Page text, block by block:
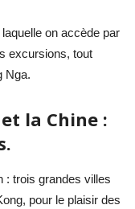
on accède par
excursions, tout
Nga.
la Chine :
: trois grandes villes
pour le plaisir des